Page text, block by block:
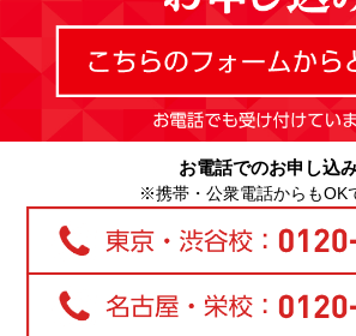
お電話でのお申し込
※携帯・公衆電話からもOK